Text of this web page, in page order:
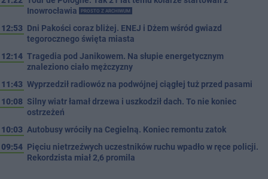
Inowrocławia
PROSTO Z ARCHIWUM
12:53 Dni Pakości coraz bliżej. ENEJ i Dżem wśród gwiazd
tegorocznego święta miasta
12:14 Tragedia pod Janikowem. Na słupie energetycznym
znaleziono ciało mężczyzny
11:43 Wyprzedził radiowóz na podwójnej ciągłej tuż przed pasami
10:08 Silny wiatr łamał drzewa i uszkodził dach. To nie koniec
ostrzeżeń
10:03 Autobusy wróciły na Cegielną. Koniec remontu zatok
09:54 Pięciu nietrzeźwych uczestników ruchu wpadło w ręce policji.
Rekordzista miał 2,6 promila